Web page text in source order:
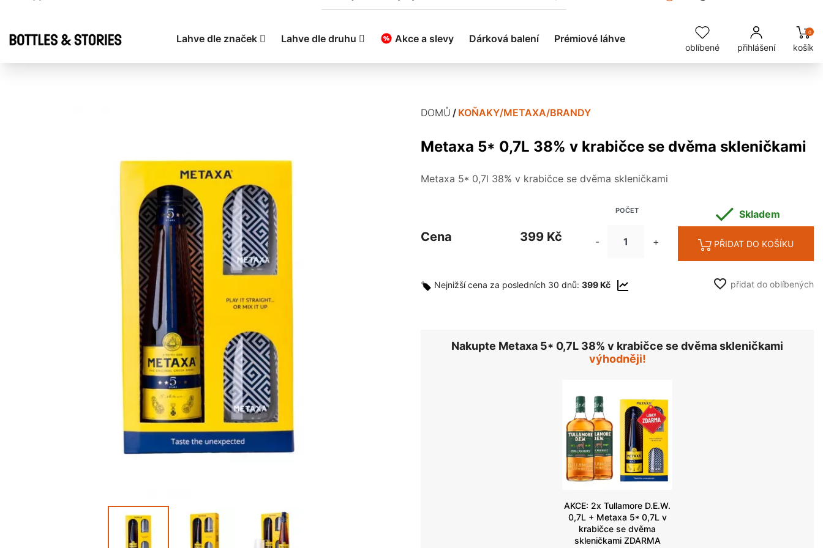
Lahve dle značek Lahve dle druhu Akce a slevy Dárková balení Prémiové láhve
oblíbené přihlášení
0
košík
DOMŮ KOŇAKY/METAXA/BRANDY
Metaxa 5* 0,7L 38% v krabičce se dvěma skleničkami
Metaxa 5* 0,7l 38% v krabičce se dvěma skleničkami
Cena 399 Kč
POČET
- +
 Skladem
PŘIDAT DO KOŠÍKU
Nejnižší cena za posledních 30 dnů: 399 Kč favorite_border přidat do oblíbených
Nakupte Metaxa 5* 0,7L 38% v krabičce se dvěma skleničkami
výhodněji!
AKCE: 2x Tullamore D.E.W.
0,7L + Metaxa 5* 0,7L v
krabičce se dvěma
skleničkami ZDARMA